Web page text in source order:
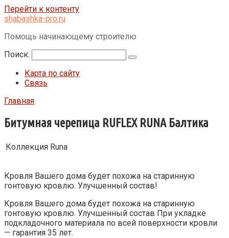
Перейти к контенту
shabashka-pro.ru
Помощь начинающему строителю
Поиск:
Карта по сайту
Связь
Главная
Битумная черепица RUFLEX RUNA Балтика
Коллекция Runa
Кровля Вашего дома будет похожа на старинную
гонтовую кровлю. Улучшенный состав!
Кровля Вашего дома будет похожа на старинную
гонтовую кровлю. Улучшенный состав При укладке
подкладочного материала по всей поверхности кровли
— гарантия 35 лет.